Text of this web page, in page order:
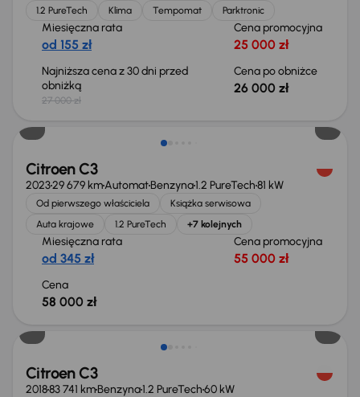
1.2 PureTech Klima Tempomat Parktronic
Miesięczna rata
od 155 zł
Cena promocyjna
25 000 zł
Najniższa cena z 30 dni przed
obniżką
27 000 zł
Cena po obniżce
26 000 zł
Możliwość odliczenia VAT
Citroen C3
202329 679 kmAutomatBenzyna1.2 PureTech81 kW
Od pierwszego właściciela
Książka serwisowa
Auta krajowe
1.2 PureTech +7 kolejnych
Miesięczna rata
od 345 zł
Cena promocyjna
55 000 zł
Cena
58 000 zł
Świeżo skupione
Citroen C3
201883 741 kmBenzyna1.2 PureTech60 kW